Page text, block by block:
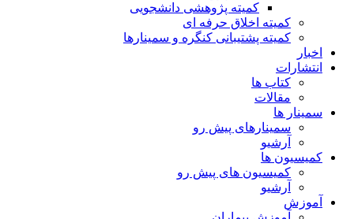
کمیته پژوهشی دانشجویی
کمیته اخلاق حرفه ای
کمیته پشتیبانی کنگره و سمینارها
اخبار
انتشارات
کتاب ها
مقالات
سمینار ها
سمینارهای پیش رو
آرشیو
کمیسیون ها
کمیسیون های پیش رو
آرشیو
آموزش